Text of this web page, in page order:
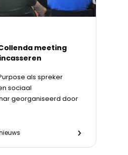
meeting
als spreker
sociaal
georganiseerd door